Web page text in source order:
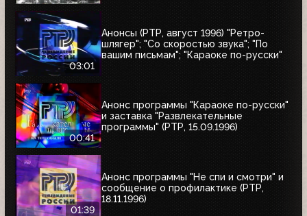
03:01
Анонсы (РТР, август 1996) "Ретро-
шлягер"; "Со скоростью звука"; "По
вашим письмам"; "Караоке по-русски"
00:41
Анонс программы "Караоке по-русски"
и заставка "Развлекательные
программы" (РТР, 15.09.1996)
01:39
Анонс программы "Не спи и смотри" и
сообщение о профилактике (РТР,
18.11.1996)